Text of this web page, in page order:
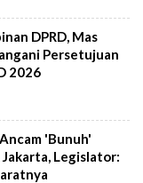
DPRD, Mas
Persetujuan
2026
'Bunuh'
Legislator: